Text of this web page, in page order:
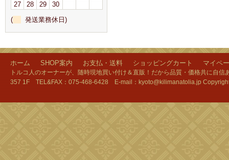
27
28 29
30
(
発送業務休日)
ホーム SHOP案内 お支払・送料 ショッピングカート マイペ
トルコ人のオーナーが、随時現地買い付け＆直販！だから品質・価格共に自
357 1F TEL&FAX：075-468-6428 E-mail：kyoto@kilimanatolia.jp